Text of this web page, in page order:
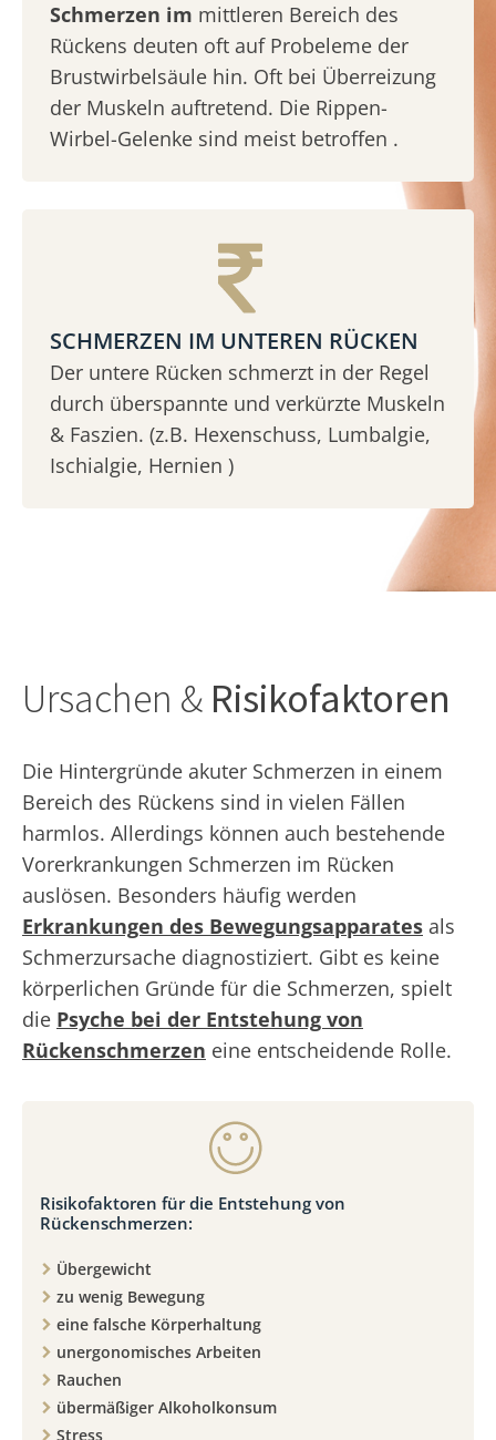
Schmerzen im mittleren Bereich des
Rückens deuten oft auf Probeleme der
Brustwirbelsäule hin. Oft bei Überreizung
der Muskeln auftretend. Die Rippen-
Wirbel-Gelenke sind meist betroffen .
SCHMERZEN IM UNTEREN RÜCKEN
Der untere Rücken schmerzt in der Regel
durch überspannte und verkürzte Muskeln
& Faszien. (z.B. Hexenschuss, Lumbalgie,
Ischialgie, Hernien )
Ursachen & Risikofaktoren
Die Hintergründe akuter Schmerzen in einem
Bereich des Rückens sind in vielen Fällen
harmlos. Allerdings können auch bestehende
Vorerkrankungen Schmerzen im Rücken
auslösen. Besonders häufig werden
Erkrankungen des Bewegungsapparates als
Schmerzursache diagnostiziert. Gibt es keine
körperlichen Gründe für die Schmerzen, spielt
die Psyche bei der Entstehung von
Rückenschmerzen eine entscheidende Rolle.
Risikofaktoren für die Entstehung von
Rückenschmerzen:
Übergewicht
zu wenig Bewegung
eine falsche Körperhaltung
unergonomisches Arbeiten
Rauchen
übermäßiger Alkoholkonsum
Stress